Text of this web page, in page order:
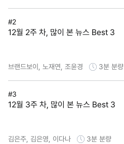
#2
12월 2주 차, 많이 본 뉴스 Best 3
브랜드보이, 노재연, 조윤경 3분 분량
#3
12월 3주 차, 많이 본 뉴스 Best 3
김은주, 김은영, 이다나 3분 분량